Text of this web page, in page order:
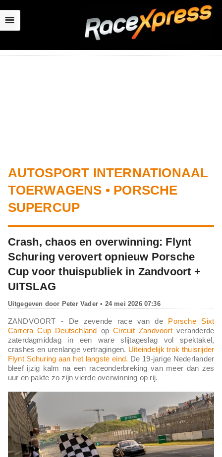
☰
AUTOSPORT INTERNATIONAAL
TOERWAGENS • PORSCHE
SUPERCUP
Crash, chaos en overwinning: Flynt
Schuring verovert opnieuw Porsche
Cup voor thuispubliek in Zandvoort +
UITSLAG
Uitgegeven door Peter Vader• 24 mei 2026 07:36
ZANDVOORT - De zevende race van de Porsche Sixt
Carrera Cup Deutschland opCircuit Zandvoortveranderde
zaterdagmiddag in een ware slijtageslag vol spektakel,
crashes en urenlange vertragingen. Uiteindelijk trok thuisrijder
Flynt Schuring aan het langste eind. De 19-jarige Nederlander
bleef ijzig kalm na een raceonderbreking van meer dan zes
uur en pakte zo zijn vierde overwinning op rij.